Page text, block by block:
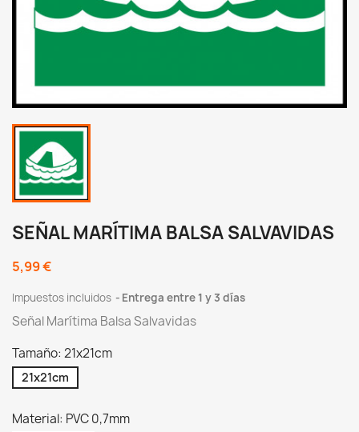
SEÑAL MARÍTIMA BALSA SALVAVIDAS
5,99 €
Impuestos incluidos Entrega entre 1 y 3 días
Señal Marítima Balsa Salvavidas
Tamaño: 21x21cm
21x21cm
Material: PVC 0,7mm